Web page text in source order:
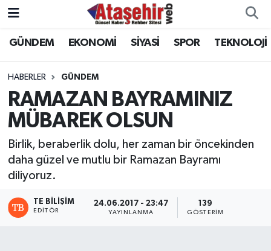
GÜNDEM EKONOMİ SİYASİ SPOR TEKNOLOJİ
HABERLER GÜNDEM
RAMAZAN BAYRAMINIZ
MÜBAREK OLSUN
Birlik, beraberlik dolu, her zaman bir öncekinden
daha güzel ve mutlu bir Ramazan Bayramı
diliyoruz.
TE BILIŞIM
EDITÖR
24.06.2017 - 23:47
YAYINLANMA
139
GÖSTERIM
Hava Durumu
Trafik Durumu
Süper Lig Puan Durumu ve Fikstür
Tüm Manşetler
Son Dakika Haberleri
Haber Arşivi